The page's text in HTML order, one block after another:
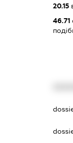
20.15
46.71